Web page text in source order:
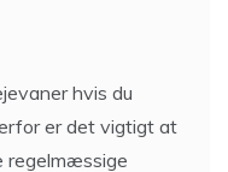
hvis du
er det vigtigt at
regelmæssige